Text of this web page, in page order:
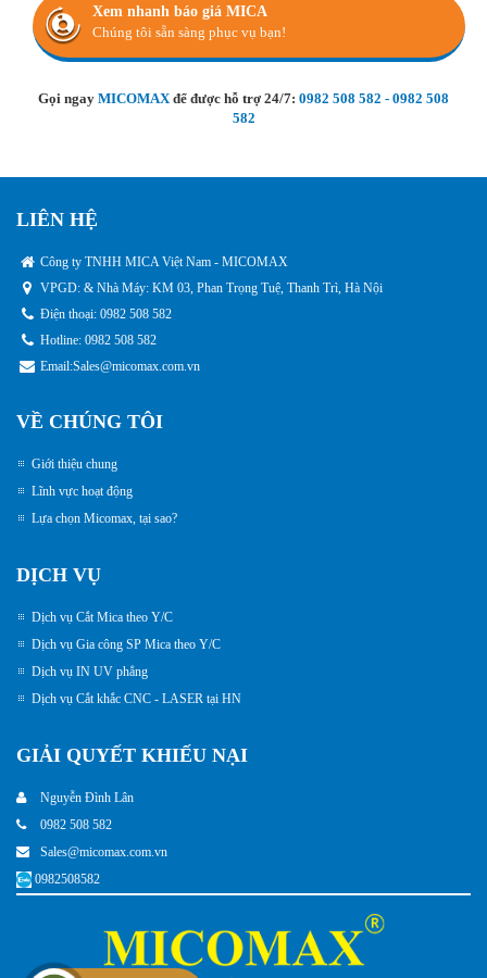
Xem nhanh báo giá MICA
Chúng tôi sẵn sàng phục vụ bạn!
Gọi ngay MICOMAX để được hỗ trợ 24/7: 0982 508 582 - 0982 508
582
LIÊN HỆ
Công ty TNHH MICA Việt Nam - MICOMAX
VPGD: & Nhà Máy: KM 03, Phan Trọng Tuệ, Thanh Trì, Hà Nội
Điện thoại: 0982 508 582
Hotline: 0982 508 582
Email:Sales@micomax.com.vn
VỀ CHÚNG TÔI
Giới thiệu chung
Lĩnh vực hoạt động
Lựa chọn Micomax, tại sao?
DỊCH VỤ
Dịch vụ Cắt Mica theo Y/C
Dịch vụ Gia công SP Mica theo Y/C
Dịch vụ IN UV phẳng
Dịch vụ Cắt khắc CNC - LASER tại HN
GIẢI QUYẾT KHIẾU NẠI
Nguyễn Đình Lân
0982 508 582
Sales@micomax.com.vn
0982508582